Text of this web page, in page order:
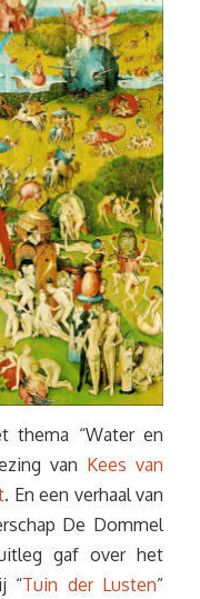
thema “Water en
van Kees van
. En een verhaal van
De Dommel
gaf over het
“Tuin der Lusten”